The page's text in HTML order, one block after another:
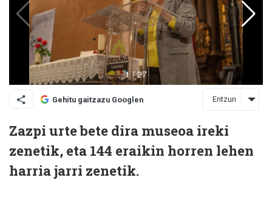
Gehitu gaitzazu Googlen Entzun
Zazpi urte bete dira museoa ireki
zenetik, eta 144 eraikin horren lehen
harria jarri zenetik.